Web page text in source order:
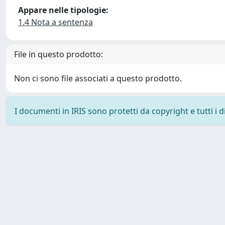
Appare nelle tipologie:
1.4 Nota a sentenza
File in questo prodotto:
Non ci sono file associati a questo prodotto.
I documenti in IRIS sono protetti da copyright e tutti i